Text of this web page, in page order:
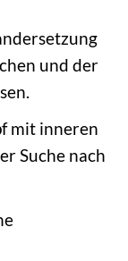
und der
mit inneren
Suche nach